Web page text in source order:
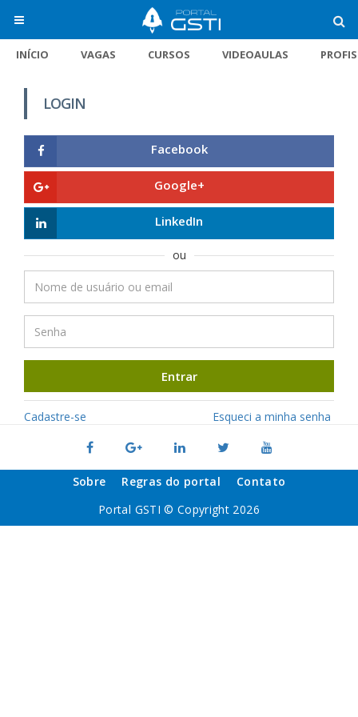
INÍCIO VAGAS CURSOS VIDEOAULAS
LOGIN
Facebook
Google+
LinkedIn
ou
Entrar
Cadastre-se Esqueci a minha senha
Sobre Regras do portal
Contato
Portal GSTI © Copyright 2026